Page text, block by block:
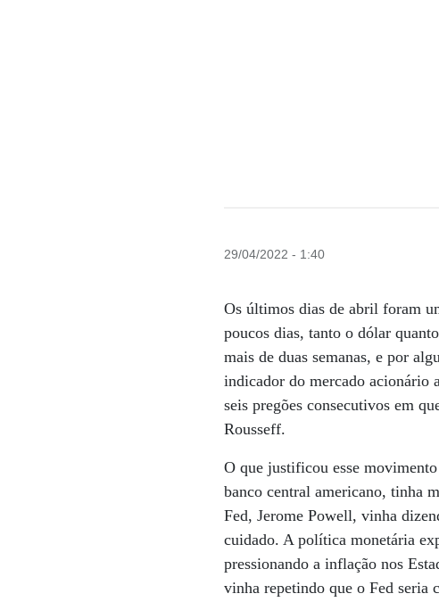
29/04/2022 - 1:40
Os últimos dias de abril foram
poucos dias, tanto o dólar
mais de duas semanas, e por
indicador do mercado acionário
seis pregões consecutivos em
Rousseff.
O que justificou esse
banco central americano, tinha
Fed, Jerome Powell, vinha
cuidado. A política monetária
pressionando a inflação nos
vinha repetindo que o Fed seria